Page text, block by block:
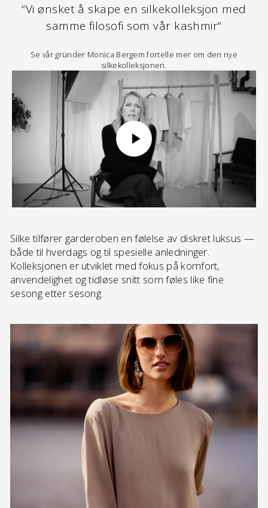
“Vi ønsket å skape en silkekolleksjon med
samme filosofi som vår kashmir”
Se vår gründer Monica Bergem fortelle mer om den nye
silkekolleksjonen.
Silke tilfører garderoben en følelse av diskret luksus —
både til hverdags og til spesielle anledninger.
Kolleksjonen er utviklet med fokus på komfort,
anvendelighet og tidløse snitt som føles like fine
sesong etter sesong.